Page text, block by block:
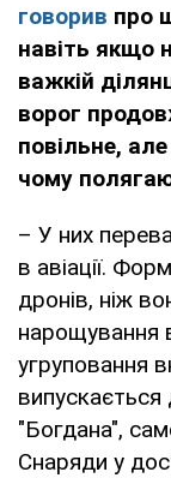
говорив про
навіть якщо
важкій
ворог
повільне,
чому
– У них
в авіації.
дронів, ніж
нарощування
угруповання
"Богдана",
Снаряди у